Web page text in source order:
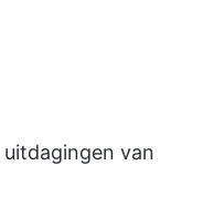
uitdagingen van